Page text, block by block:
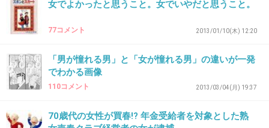
腫れぼったい一重だけど、
つけまつげ付けてる時だけ
つけまつげやめたいのに、
やめれないから辛い。
女でよかったと思うこと。女でいやだと思うこと。
77コメント 2013/01/10(木) 12:20
「男が憧れる男」と「女が憧れる男」の違いが一発
でわかる画像
110コメント 2013/03/04(月) 19:37
70歳代の女性が買春!? 年金受給者を対象とした熟